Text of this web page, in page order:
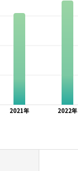
2021年 2022年